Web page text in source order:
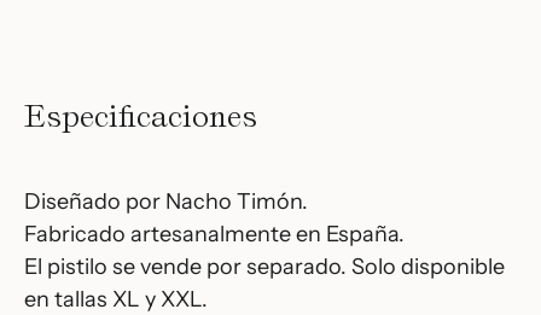
Especificaciones
Diseñado por Nacho Timón.
Fabricado artesanalmente en España.
El pistilo se vende por separado. Solo disponible
en tallas XL y XXL.